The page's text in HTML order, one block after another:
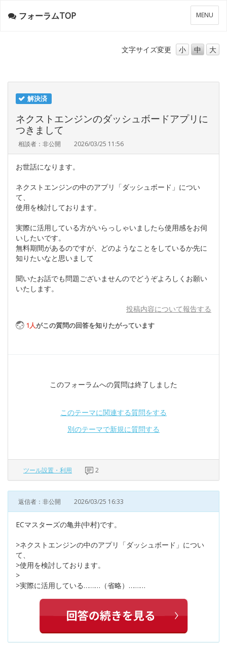
メ
ニ
ー
MENU
フォーラムTOP
文字サイズ変更 小 中 大
解決済
ネクストエンジンのダッシュボードアプリに
つきまして
相談者：非公開 2026/03/25 11:56
お世話になります。
ネクストエンジンの中のアプリ「ダッシュボード」につい
て、
使用を検討しております。
実際に活用している方がいらっしゃいましたら使用感をお伺
いしたいです。
無料期間があるのですが、どのようなことをしているか先に
知りたいなと思いまして
聞いたお話でも問題ございませんのでどうぞよろしくお願い
いたします。
投稿内容について報告する
1人がこの質問の回答を知りたがっています
このフォーラムへの質問は終了しました
このテーマに関連する質問をする
別のテーマで新規に質問する
ツール設置・利用 2
返信者：非公開 2026/03/25 16:33
ECマスターズの亀井(中村)です。
>ネクストエンジンの中のアプリ「ダッシュボード」につい
て、
>使用を検討しております。
>
>実際に活用している………（省略）………